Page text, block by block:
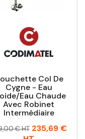
Col De
Cygne - Eau
eau Chaude
Avec Robinet
Intermédiaire
€ HT 235,69 €